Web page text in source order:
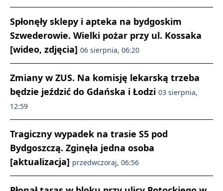
Spłonęły sklepy i apteka na bydgoskim
Szwederowie. Wielki pożar przy ul. Kossaka
[wideo, zdjęcia] 06 sierpnia, 06:20
Zmiany w ZUS. Na komisję lekarską trzeba
będzie jeździć do Gdańska i Łodzi 03 sierpnia,
12:59
Tragiczny wypadek na trasie S5 pod
Bydgoszczą. Zginęła jedna osoba
[aktualizacja] przedwczoraj, 06:56